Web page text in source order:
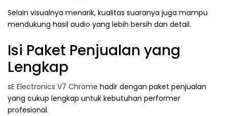
Selain visualnya menarik, kualitas suaranya juga mampu
mendukung hasil audio yang lebih bersih dan detail.
Isi Paket Penjualan yang
Lengkap
sE Electronics V7 Chrome hadir dengan paket penjualan
yang cukup lengkap untuk kebutuhan performer
profesional.